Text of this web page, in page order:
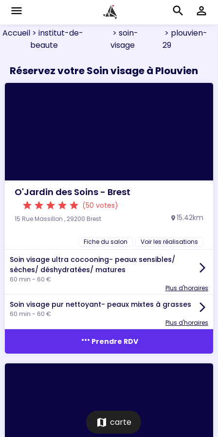
menu search perm_identity
Accueil > institut-de-
beaute
> soin-
visage
> plouvien-
29
Réservez votre Soin visage à Plouvien
O'Jardin des Soins - Brest
star star star star star (50 votes)
15 Rue Massillon , 29200 Brest location_on 15.42km
Fiche du salon Voir les réalisations
Soin visage ultra cocooning- peaux sensibles/
sèches/ déshydratées/ matures
60 min - 60 €
arrow_forward_ios
Plus d'horaires
Soin visage pur nettoyant- peaux mixtes à grasses
60 min - 60 €
arrow_forward_ios
Plus d'horaires
more_horiz Prendre RDV
map carte